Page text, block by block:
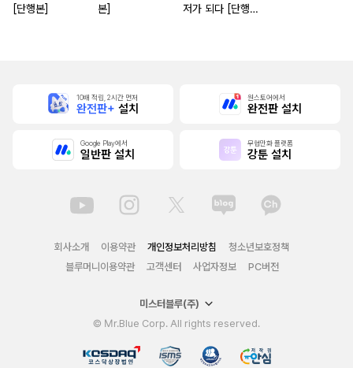
[단행본]
본]
저가 되다 [단행
10배 적립, 2시간 먼저
완전판+ 설치
원스토어에서
완전판 설치
Google Play에서
일반판 설치
무협만화 플랫폼
강툰 설치
회사소개 이용약관 개인정보처리방침
청소년보호정책
블루머니이용약관
고객센터 사업자정보 PC버전
미스터블루(주)
© Mr.Blue Corp. All rights reserved.